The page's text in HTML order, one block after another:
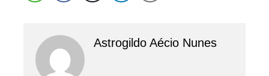
Astrogildo Aécio Nunes